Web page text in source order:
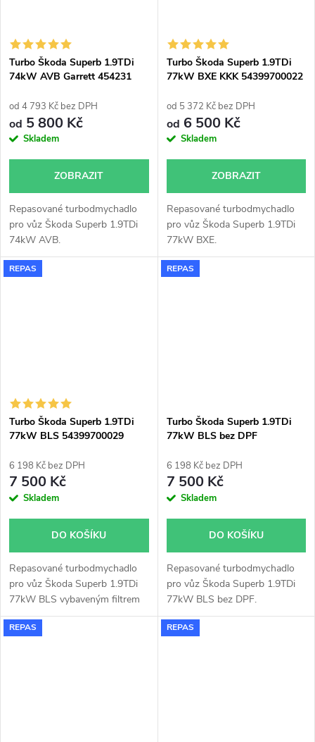
Turbo Škoda Superb 1.9TDi
74kW AVB Garrett 454231
od 4 793 Kč bez DPH
od 5 800 Kč
Skladem
ZOBRAZIT
Repasované turbodmychadlo
pro vůz Škoda Superb 1.9TDi
74kW AVB.
Turbo Škoda Superb 1.9TDi
77kW BXE KKK 54399700022
od 5 372 Kč bez DPH
od 6 500 Kč
Skladem
ZOBRAZIT
Repasované turbodmychadlo
pro vůz Škoda Superb 1.9TDi
77kW BXE.
REPAS
Turbo Škoda Superb 1.9TDi
77kW BLS 54399700029
54399700072
6 198 Kč bez DPH
7 500 Kč
Skladem
DO KOŠÍKU
Repasované turbodmychadlo
pro vůz Škoda Superb 1.9TDi
77kW BLS vybaveným filtrem
pevných částic(DPF).
REPAS
Turbo Škoda Superb 1.9TDi
77kW BLS bez DPF
6 198 Kč bez DPH
7 500 Kč
Skladem
DO KOŠÍKU
Repasované turbodmychadlo
pro vůz Škoda Superb 1.9TDi
77kW BLS bez DPF.
REPAS REPAS